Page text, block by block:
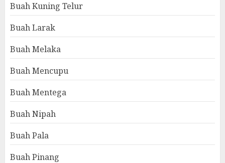
Buah Kuning Telur
Buah Larak
Buah Melaka
Buah Mencupu
Buah Mentega
Buah Nipah
Buah Pala
Buah Pinang